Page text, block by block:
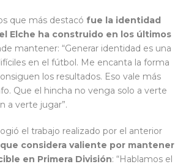
que más destacó fue la identidad
Elche ha construido en los últimos
mantener: “Generar identidad es una
en el fútbol. Me encanta la forma
los resultados. Eso vale más
Que el hincha no venga solo a verte
a verte jugar”.
el trabajo realizado por el anterior
considera valiente por mantener
en Primera División: “Hablamos el